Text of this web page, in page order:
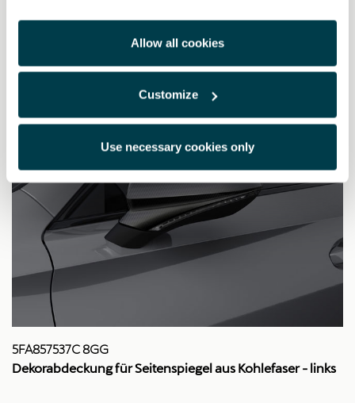
Allow all cookies
Customize
Use necessary cookies only
5FA857537C 8GG
Dekorabdeckung für Seitenspiegel aus Kohlefaser - links